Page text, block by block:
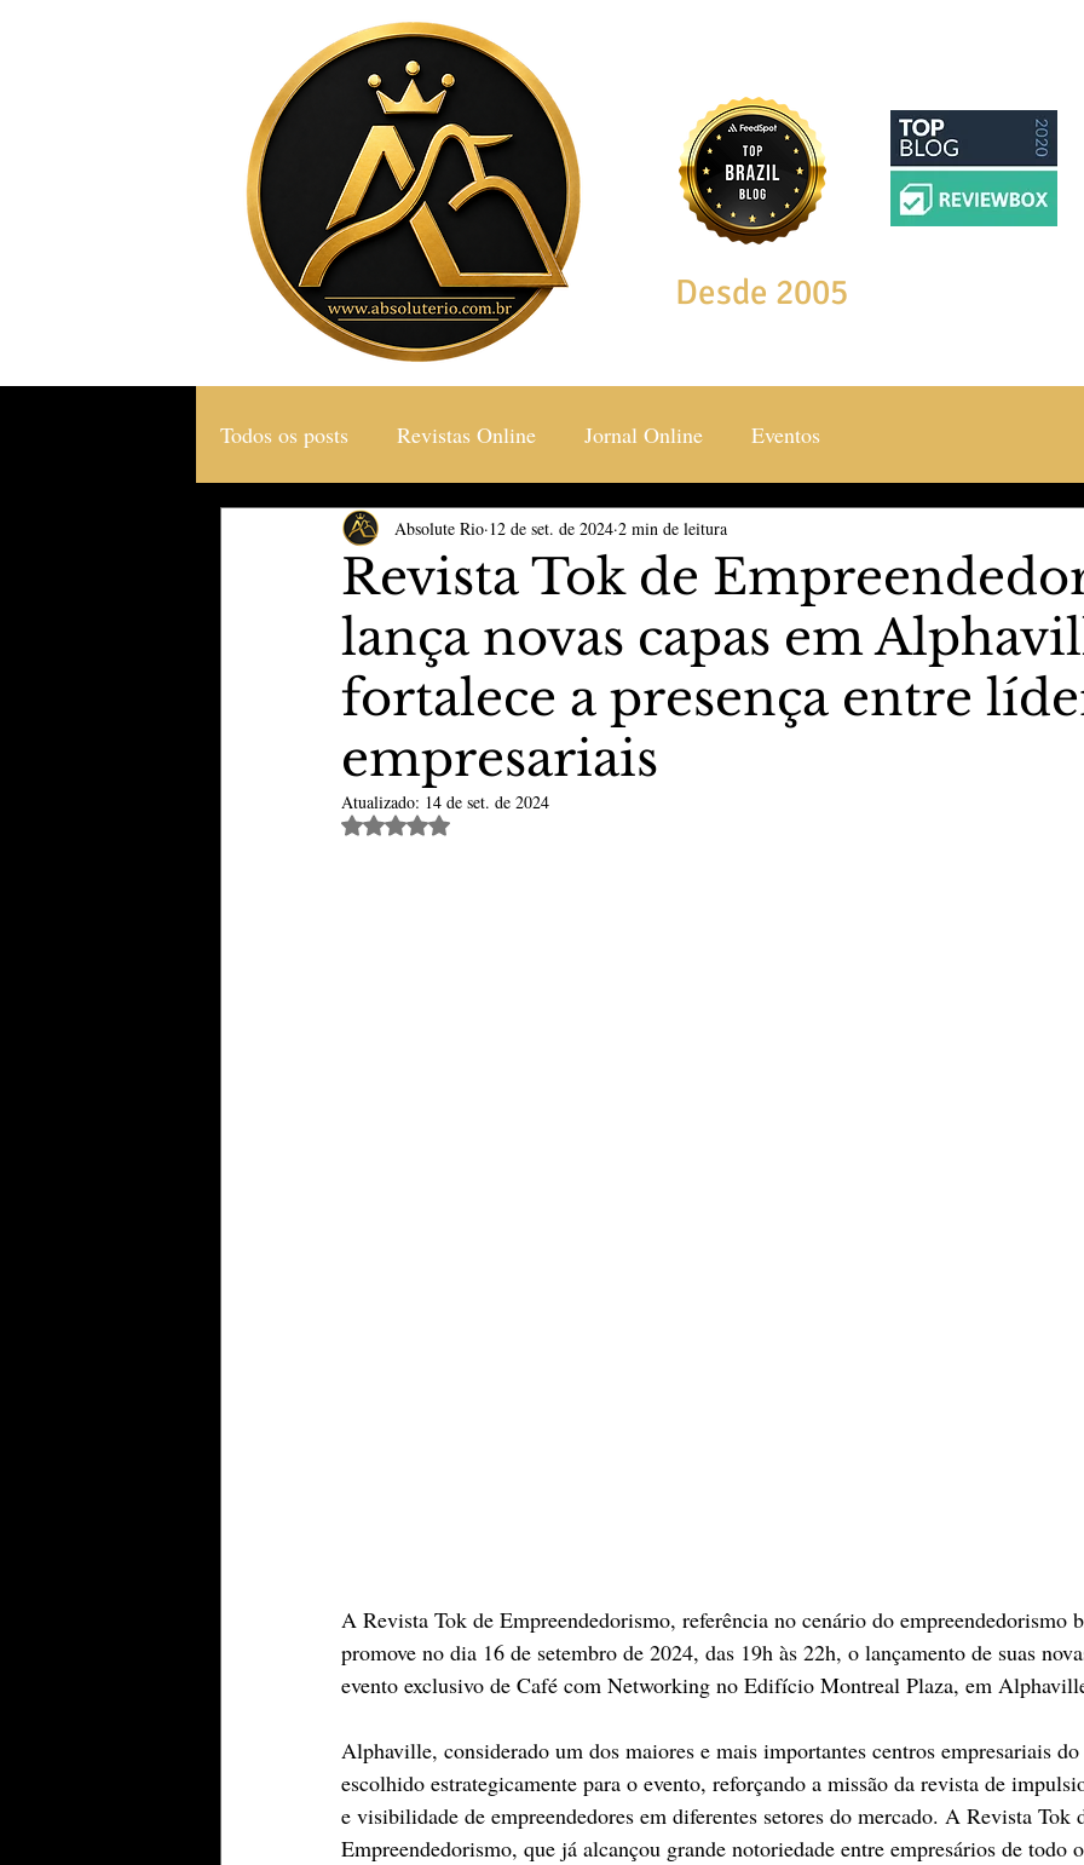
Desde 2005
Todos os posts Revistas Online Jornal Online Eventos
Gastronomia & Turismo Social & Estilos Saúde & Bem Estar
TheVipClubBusiness Revistas The Vip Club Business Marujo Carioca
Educação & Tecnologia Esporte & Lazer Carnaval São Paulo Negocio
Revista Tok de
lança novas capas em
fortalece a presença entre
empresariais
Absolute Rio 12 de set. de 2024 2 min de leitura
Atualizado: 14 de set. de 2024
Avaliado com NaN de 5 estrelas.
A Revista Tok de Empreendedorismo, referência no cenário do empreendedorismo
promove no dia 16 de setembro de 2024, das 19h às 22h, o lançamento de suas
evento exclusivo de Café com Networking no Edifício Montreal Plaza, em
Alphaville, considerado um dos maiores e mais importantes centros empresariais
escolhido estrategicamente para o evento, reforçando a missão da revista de
e visibilidade de empreendedores em diferentes setores do mercado. A Revista Tok
Empreendedorismo, que já alcançou grande notoriedade entre empresários de todo